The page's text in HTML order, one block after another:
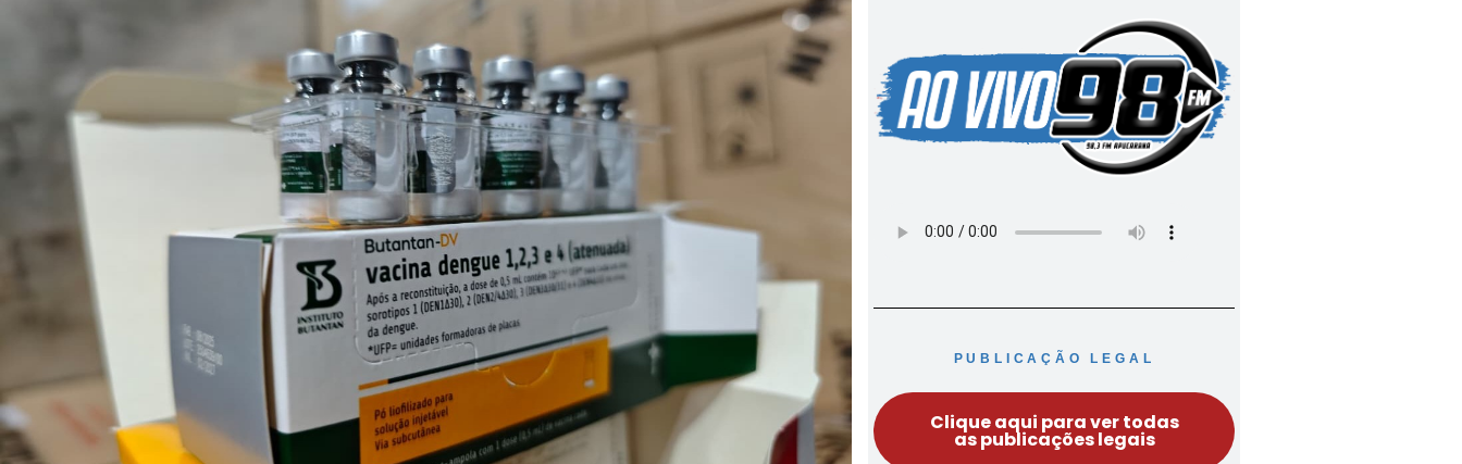
PUBLICAÇÃO LEGAL
Clique aqui para ver todas
as publicações legais